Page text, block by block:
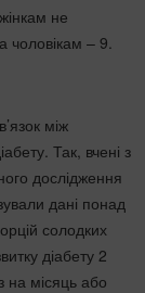
не
– 9.
між
Так, вчені з
дослідження
дані понад
солодких
діабету 2
на місяць або